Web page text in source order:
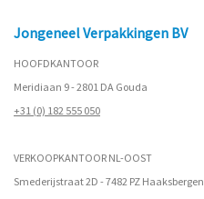
Jongeneel Verpakkingen BV
HOOFDKANTOOR
Meridiaan 9 - 2801 DA Gouda
+31 (0) 182 555 050
VERKOOPKANTOOR NL-OOST
Smederijstraat 2D - 7482 PZ Haaksbergen